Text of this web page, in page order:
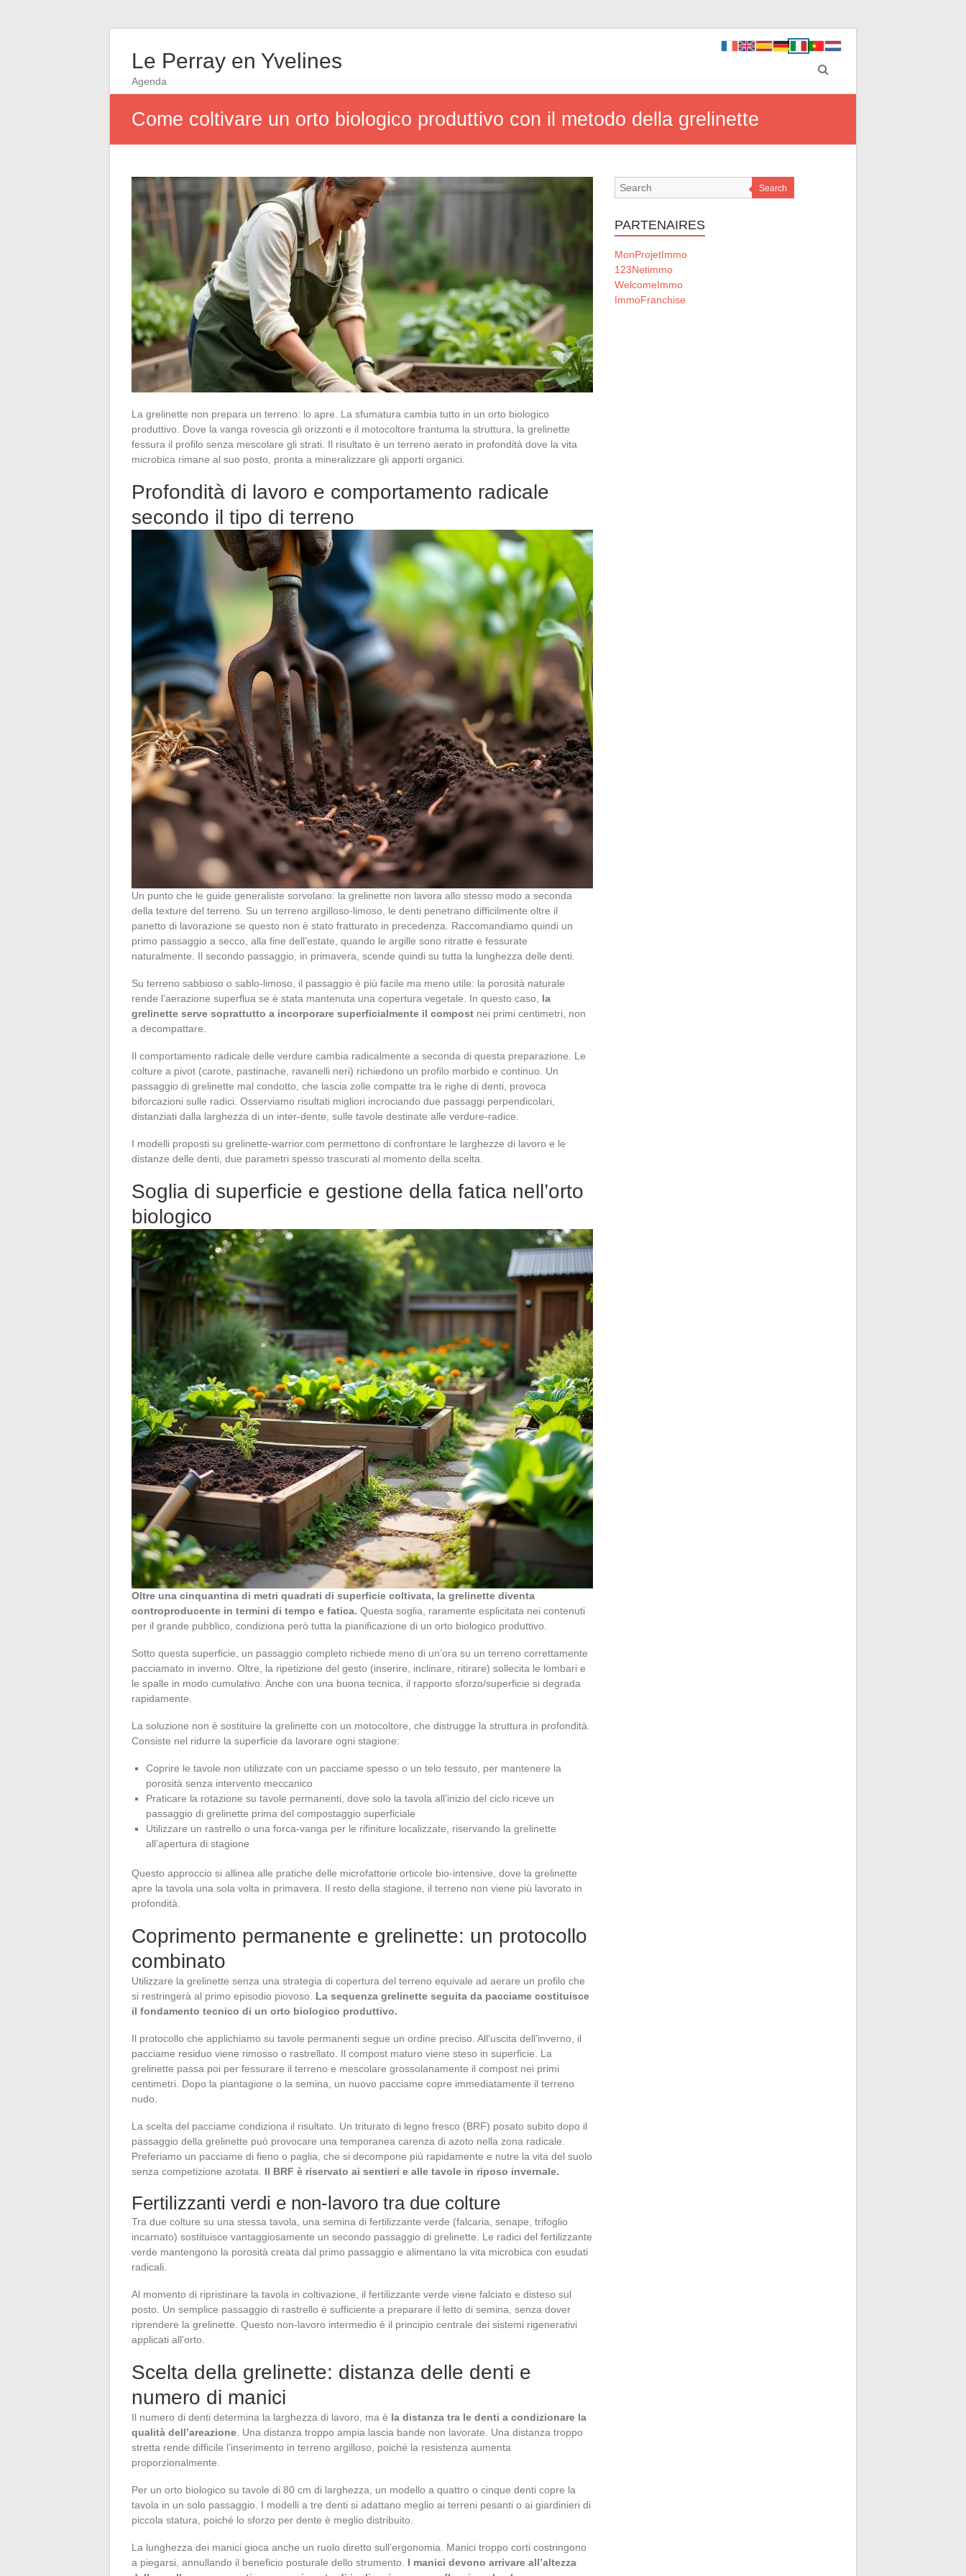
Le Perray en Yvelines
Agenda
Come coltivare un orto biologico produttivo con il metodo della grelinette
La grelinette non prepara un terreno: lo apre. La sfumatura cambia tutto in un orto biologico
produttivo. Dove la vanga rovescia gli orizzonti e il motocoltore frantuma la struttura, la grelinette
fessura il profilo senza mescolare gli strati. Il risultato è un terreno aerato in profondità dove la vita
microbica rimane al suo posto, pronta a mineralizzare gli apporti organici.
Profondità di lavoro e comportamento radicale
secondo il tipo di terreno
Un punto che le guide generaliste sorvolano: la grelinette non lavora allo stesso modo a seconda
della texture del terreno. Su un terreno argilloso-limoso, le denti penetrano difficilmente oltre il
panetto di lavorazione se questo non è stato fratturato in precedenza. Raccomandiamo quindi un
primo passaggio a secco, alla fine dell’estate, quando le argille sono ritratte e fessurate
naturalmente. Il secondo passaggio, in primavera, scende quindi su tutta la lunghezza delle denti.
Su terreno sabbioso o sablo-limoso, il passaggio è più facile ma meno utile: la porosità naturale
rende l’aerazione superflua se è stata mantenuta una copertura vegetale. In questo caso, la
grelinette serve soprattutto a incorporare superficialmente il compost nei primi centimetri, non
a decompattare.
Il comportamento radicale delle verdure cambia radicalmente a seconda di questa preparazione. Le
colture a pivot (carote, pastinache, ravanelli neri) richiedono un profilo morbido e continuo. Un
passaggio di grelinette mal condotto, che lascia zolle compatte tra le righe di denti, provoca
biforcazioni sulle radici. Osserviamo risultati migliori incrociando due passaggi perpendicolari,
distanziati dalla larghezza di un inter-dente, sulle tavole destinate alle verdure-radice.
I modelli proposti su grelinette-warrior.com permettono di confrontare le larghezze di lavoro e le
distanze delle denti, due parametri spesso trascurati al momento della scelta.
Soglia di superficie e gestione della fatica nell’orto
biologico
Oltre una cinquantina di metri quadrati di superficie coltivata, la grelinette diventa
controproducente in termini di tempo e fatica. Questa soglia, raramente esplicitata nei contenuti
per il grande pubblico, condiziona però tutta la pianificazione di un orto biologico produttivo.
Sotto questa superficie, un passaggio completo richiede meno di un’ora su un terreno correttamente
pacciamato in inverno. Oltre, la ripetizione del gesto (inserire, inclinare, ritirare) sollecita le lombari e
le spalle in modo cumulativo. Anche con una buona tecnica, il rapporto sforzo/superficie si degrada
rapidamente.
La soluzione non è sostituire la grelinette con un motocoltore, che distrugge la struttura in profondità.
Consiste nel ridurre la superficie da lavorare ogni stagione:
Coprire le tavole non utilizzate con un pacciame spesso o un telo tessuto, per mantenere la
porosità senza intervento meccanico
Praticare la rotazione su tavole permanenti, dove solo la tavola all’inizio del ciclo riceve un
passaggio di grelinette prima del compostaggio superficiale
Utilizzare un rastrello o una forca-vanga per le rifiniture localizzate, riservando la grelinette
all’apertura di stagione
Questo approccio si allinea alle pratiche delle microfattorie orticole bio-intensive, dove la grelinette
apre la tavola una sola volta in primavera. Il resto della stagione, il terreno non viene più lavorato in
profondità.
Coprimento permanente e grelinette: un protocollo
combinato
Utilizzare la grelinette senza una strategia di copertura del terreno equivale ad aerare un profilo che
si restringerà al primo episodio piovoso. La sequenza grelinette seguita da pacciame costituisce
il fondamento tecnico di un orto biologico produttivo.
Il protocollo che applichiamo su tavole permanenti segue un ordine preciso. All’uscita dell’inverno, il
pacciame residuo viene rimosso o rastrellato. Il compost maturo viene steso in superficie. La
grelinette passa poi per fessurare il terreno e mescolare grossolanamente il compost nei primi
centimetri. Dopo la piantagione o la semina, un nuovo pacciame copre immediatamente il terreno
nudo.
La scelta del pacciame condiziona il risultato. Un triturato di legno fresco (BRF) posato subito dopo il
passaggio della grelinette può provocare una temporanea carenza di azoto nella zona radicale.
Preferiamo un pacciame di fieno o paglia, che si decompone più rapidamente e nutre la vita del suolo
senza competizione azotata. Il BRF è riservato ai sentieri e alle tavole in riposo invernale.
Fertilizzanti verdi e non-lavoro tra due colture
Tra due colture su una stessa tavola, una semina di fertilizzante verde (falcaria, senape, trifoglio
incarnato) sostituisce vantaggiosamente un secondo passaggio di grelinette. Le radici del fertilizzante
verde mantengono la porosità creata dal primo passaggio e alimentano la vita microbica con esudati
radicali.
Al momento di ripristinare la tavola in coltivazione, il fertilizzante verde viene falciato e disteso sul
posto. Un semplice passaggio di rastrello è sufficiente a preparare il letto di semina, senza dover
riprendere la grelinette. Questo non-lavoro intermedio è il principio centrale dei sistemi rigenerativi
applicati all’orto.
Scelta della grelinette: distanza delle denti e
numero di manici
Il numero di denti determina la larghezza di lavoro, ma è la distanza tra le denti a condizionare la
qualità dell’areazione . Una distanza troppo ampia lascia bande non lavorate. Una distanza troppo
stretta rende difficile l’inserimento in terreno argilloso, poiché la resistenza aumenta
proporzionalmente.
Per un orto biologico su tavole di 80 cm di larghezza, un modello a quattro o cinque denti copre la
tavola in un solo passaggio. I modelli a tre denti si adattano meglio ai terreni pesanti o ai giardinieri di
piccola statura, poiché lo sforzo per dente è meglio distribuito.
La lunghezza dei manici gioca anche un ruolo diretto sull’ergonomia. Manici troppo corti costringono
a piegarsi, annullando il beneficio posturale dello strumento. I manici devono arrivare all’altezza
Search
PARTENAIRES
MonProjetImmo
123Netimmo
WelcomeImmo
ImmoFranchise